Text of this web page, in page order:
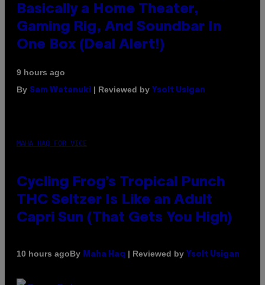
Basically a Home Theater,
Gaming Rig, And Soundbar In
One Box (Deal Alert!)
9 hours ago
By Sam Watanuki | Reviewed by Ysolt Usigan
MAHA HAQ FOR VICE
Cycling Frog’s Tropical Punch
THC Seltzer Is Like an Adult
Capri Sun (That Gets You High)
10 hours agoBy Maha Haq | Reviewed by Ysolt Usigan